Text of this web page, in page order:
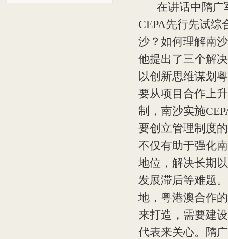
在讲话中隋广
CEPA先行先试
沙？如何理解南
他提出了三个解
以创新思维谋划
要从项目合作上
制，南沙实施
要创立管理制度
不仅有助于强化
地位，解决长期
发展滞后等难题
地，粤港澳合作
来打造，需要建
代表来关心。隋